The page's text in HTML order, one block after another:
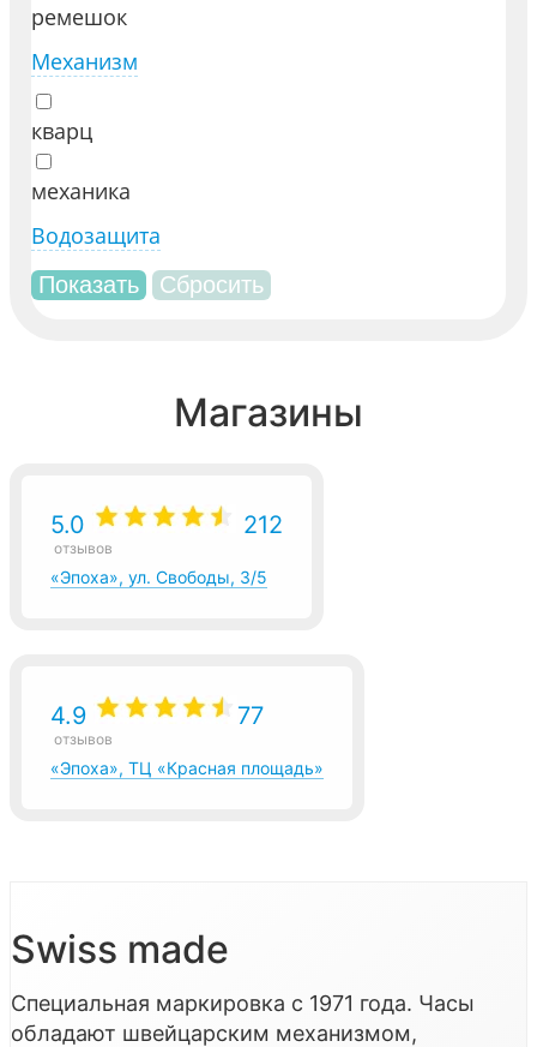
ремешок
Механизм
кварц
механика
Водозащита
Магазины
5.0 212
отзывов
«Эпоха», ул. Свободы, 3/5
4.9 77
отзывов
«Эпоха», ТЦ «Красная площадь»
Swiss made
Специальная маркировка с 1971 года. Часы
обладают швейцарским механизмом,